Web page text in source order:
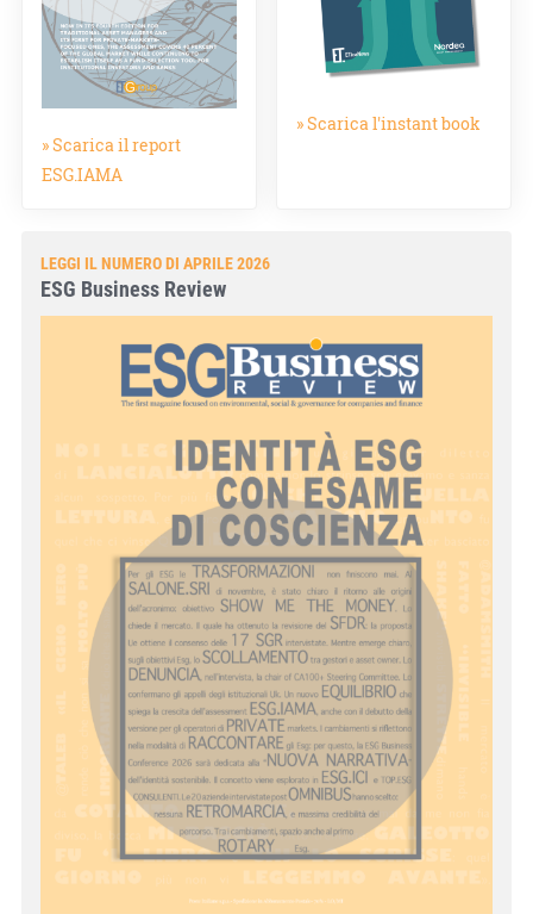
» Scarica il report
ESG.IAMA
» Scarica l'instant book
LEGGI IL NUMERO DI APRILE 2026
ESG Business Review